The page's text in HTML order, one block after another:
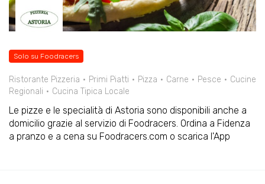
Solo su Foodracers
Ristorante Pizzeria Primi Piatti Pizza Carne Pesce
Cucine
Regionali
Cucina Tipica Locale
Le pizze e le specialità di Astoria sono disponibili anche a
domicilio grazie al servizio di Foodracers. Ordina a Fidenza
a pranzo e a cena su Foodracers.com o scarica l'App